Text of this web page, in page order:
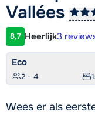
Vallées
8,7 Heerlijk3
Eco
2 - 4 1
Wees er als